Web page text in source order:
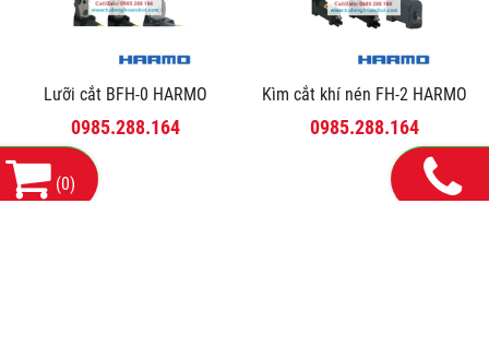
Lưỡi cắt BFH-0 HARMO
0985.288.164
Kìm cắt khí nén FH-2 HARMO
0985.288.164
(0)